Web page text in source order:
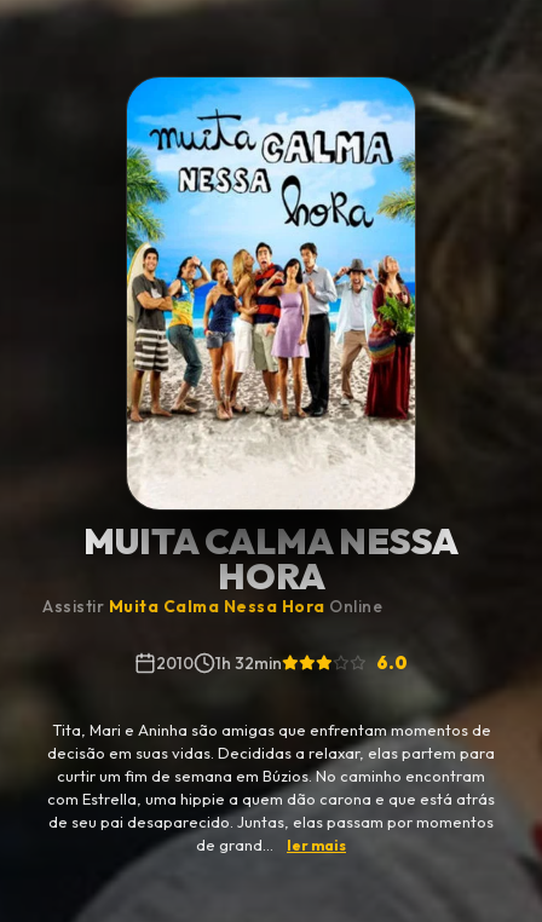
Minha Lista
Pesquisar
MUITA CALMA NESSA
HORA
Assistir Muita Calma Nessa Hora Online
2010 1h 32min 6.0
Tita, Mari e Aninha são amigas que enfrentam momentos de
decisão em suas vidas. Decididas a relaxar, elas partem para
curtir um fim de semana em Búzios. No caminho encontram
com Estrella, uma hippie a quem dão carona e que está atrás
de seu pai desaparecido. Juntas, elas passam por momentos
de grand...
ler mais